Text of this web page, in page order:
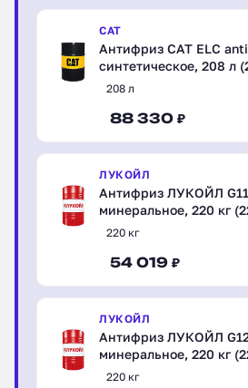
CAT
Антифриз CAT ELC
синтетическое, 208 л
208 л
88 330 ₽
ЛУКОЙЛ
Антифриз ЛУКОЙЛ G11
минеральное, 220 кг
220 кг
54 019 ₽
ЛУКОЙЛ
Антифриз ЛУКОЙЛ
минеральное, 220 кг
220 кг